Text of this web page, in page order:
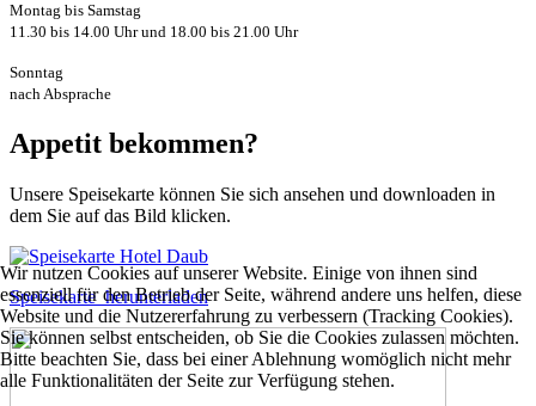
Montag bis Samstag
11.30 bis 14.00 Uhr und 18.00 bis 21.00 Uhr
Sonntag
nach Absprache
Appetit bekommen?
Unsere Speisekarte können Sie sich ansehen und downloaden in
dem Sie auf das Bild klicken.
Speisekarte_herunterladen
Wir nutzen Cookies auf unserer Website. Einige von ihnen sind
essenziell für den Betrieb der Seite, während andere uns helfen, diese
Website und die Nutzererfahrung zu verbessern (Tracking Cookies).
Sie können selbst entscheiden, ob Sie die Cookies zulassen möchten.
Bitte beachten Sie, dass bei einer Ablehnung womöglich nicht mehr
alle Funktionalitäten der Seite zur Verfügung stehen.